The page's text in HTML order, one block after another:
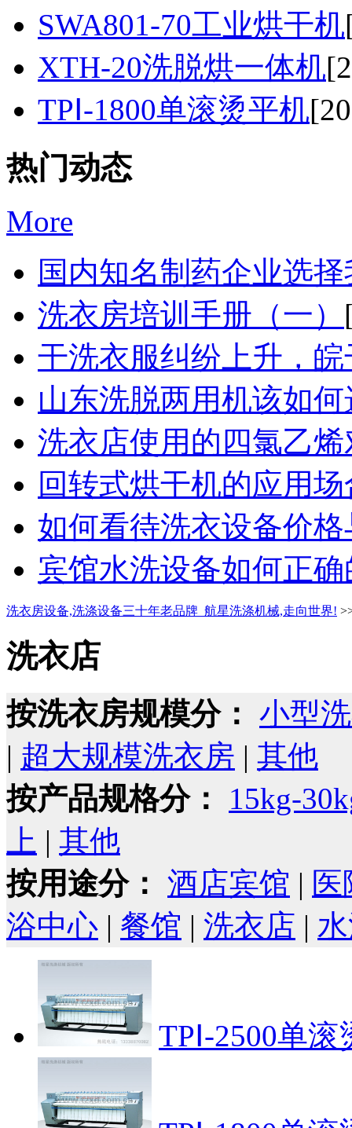
SWA801-70工业烘干机
XTH-20洗脱烘一体机
TPⅠ-1800单滚烫平机
热门动态
More
国内知名制药企业选择
洗衣房培训手册（一）
干洗衣服纠纷上升，皖
山东洗脱两用机该如何
洗衣店使用的四氯乙烯
回转式烘干机的应用场
如何看待洗衣设备价格
宾馆水洗设备如何正确
洗衣房设备,洗涤设备三十年老品牌_航星洗涤机械,走向世界!
洗衣店
按洗衣房规模分： 小型
| 超大规模洗衣房 | 其他
按产品规格分：
15kg-
上 | 其他
按用途分： 酒店宾馆 | 医
浴中心 | 餐馆 | 洗衣店 |
TPⅠ-2500单滚